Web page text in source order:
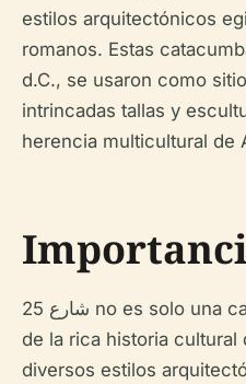
estilos arquitectónicos
romanos. Estas
d.C., se usaron como
intrincadas tallas y
herencia multicultural de
شارع 25 no es solo una calle; es un microcosmos
de la rica historia cultural
diversos estilos